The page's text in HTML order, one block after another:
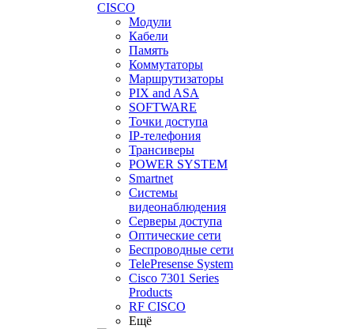
CISCO
Модули
Кабели
Память
Коммутаторы
Маршрутизаторы
PIX and ASA
SOFTWARE
Точки доступа
IP-телефония
Трансиверы
POWER SYSTEM
Smartnet
Системы
видеонаблюдения
Серверы доступа
Оптические сети
Беспроводные сети
TelePresense System
Cisco 7301 Series
Products
RF CISCO
Ещё